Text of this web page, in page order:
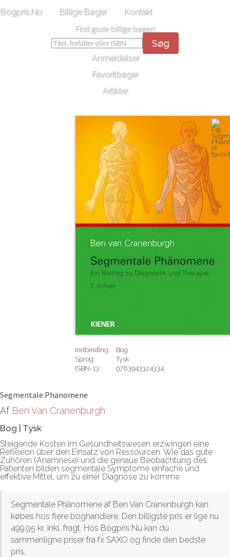
Bogpris.Nu Billige Bøger Kontakt
Find gode billige bøger!
Søg
Anmeldelser
Favoritbøger
Artikler
Indbinding:
Bog
Sprog:
Tysk
ISBN-13:
9783943324334
Segmentale Phänomene
Af Ben Van Cranenburgh
Bog | Tysk
Steigende Kosten im Gesundheitswesen erzwingen eine
Reflexion über den Einsatz von Ressourcen. Wie das gute
Zuhören (Anamnese) und die genaue Beobachtung des
Patienten bilden segmentale Symptome einfache und
effektive Mittel, um zu einer Diagnose zu komme
Segmentale Phänomene af Ben Van Cranenburgh kan
købes hos flere boghandlere. Den billigste pris er lige nu
499,95 kr. inkl. fragt. Hos Bogpris.Nu kan du
sammenligne priser fra fx SAXO og finde den bedste
pris.